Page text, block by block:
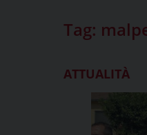
Tag:
ATTUALITÀ